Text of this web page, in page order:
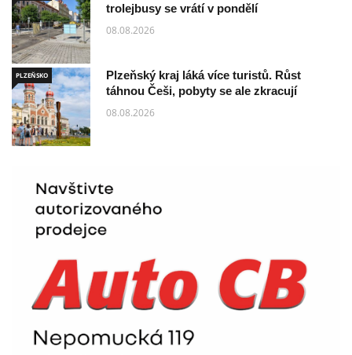
trolejbusy se vrátí v pondělí
08.08.2026
PLZEŇSKO
Plzeňský kraj láká více turistů. Růst
táhnou Češi, pobyty se ale zkracují
08.08.2026